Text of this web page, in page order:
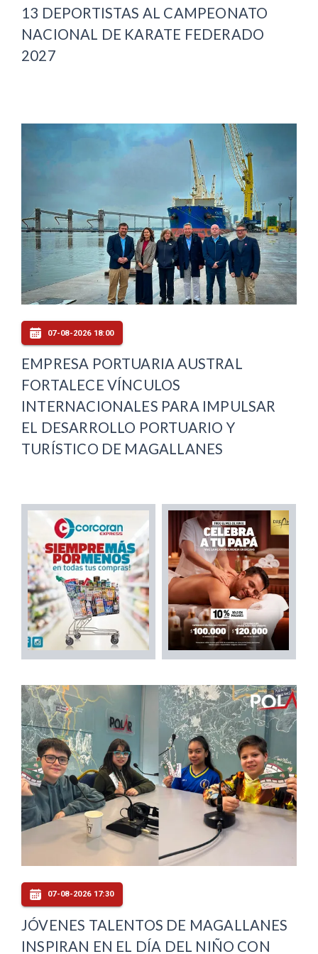
13 DEPORTISTAS AL CAMPEONATO
NACIONAL DE KARATE FEDERADO
2027
07-08-2026 18:00
EMPRESA PORTUARIA AUSTRAL
FORTALECE VÍNCULOS
INTERNACIONALES PARA IMPULSAR
EL DESARROLLO PORTUARIO Y
TURÍSTICO DE MAGALLANES
07-08-2026 17:30
JÓVENES TALENTOS DE MAGALLANES
INSPIRAN EN EL DÍA DEL NIÑO CON